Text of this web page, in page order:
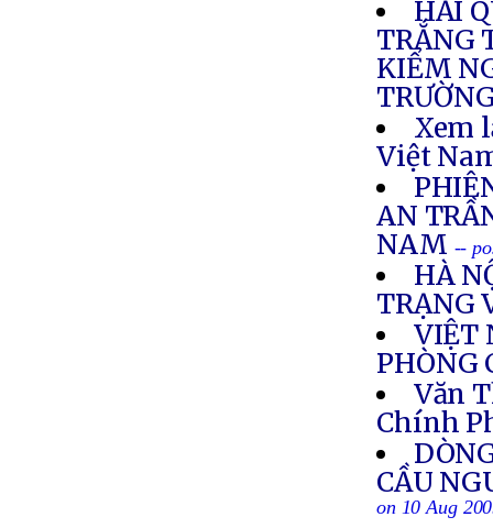
HẢI
TRẮNG
KIỂM
Xem
Việt
AN
NAM --
HÀ
TRẠNG
VIỆT
PHÒNG
Văn
Chính
CẦU
on 10 Aug